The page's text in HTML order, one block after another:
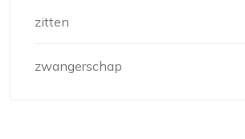
zitten
zwangerschap